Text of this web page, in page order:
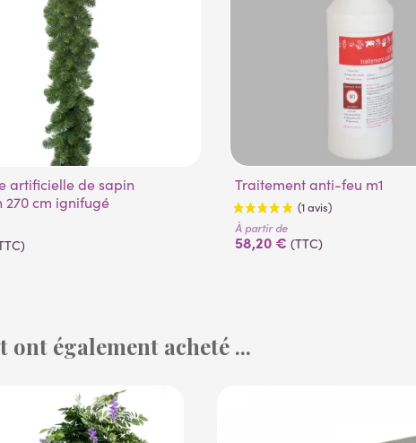
270 cm ignifugé
Traitement anti-feu m1
À partir de
58,20 € (TTC)
également acheté ...